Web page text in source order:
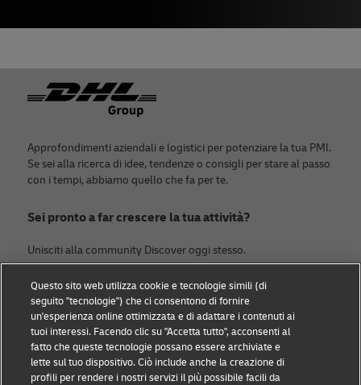
Piè di pagina
Approfondimenti aziendali e logistici per potenziare la tua PMI.
Se sei alla ricerca di idee, tendenze o consigli per stare al passo
con i tempi, abbiamo quello che fa per te.
Sei pronto a far crescere la tua attività?
Unisciti alla community Discover oggi stesso.
Categorie
News & ESG
Piccole imprese
DHL
Contattaci
Sostenibilità
Questo sito web utilizza cookie e tecnologie simili (di
seguito "tecnologie") che ci consentono di fornire
un'esperienza online ottimizzata e di adattare i contenuti ai
tuoi interessi. Facendo clic su "Accetta tutto", acconsenti al
fatto che queste tecnologie possano essere archiviate e
lette sul tuo dispositivo. Ciò include anche la creazione di
profili per rendere i nostri servizi il più possibile facili da